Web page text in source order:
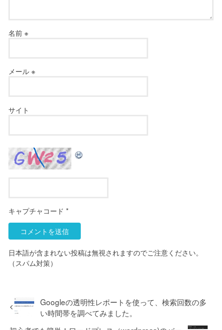
名前※
メール※
サイト
キャプチャコード *
日本語が含まれない投稿は無視されますのでご注意ください。
（スパム対策）
Googleの透明性レポートを使って、検索回数の多
い時間帯を調べてみました。